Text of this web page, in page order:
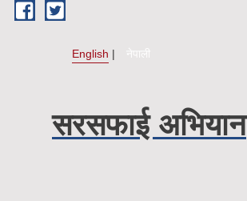
Skip to main content
English नेपाली
सरसफाई अभियान